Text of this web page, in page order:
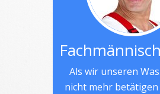
Als wir unseren
nicht mehr